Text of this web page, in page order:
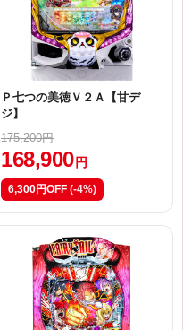
Ｐ七つの美徳Ｖ２Ａ【甘デ
ジ】
175,200円
168,900 円
6,300円OFF (-4%)